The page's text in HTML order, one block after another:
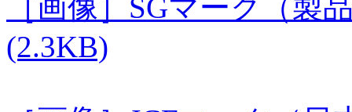
［画像］SGマーク（製
(2.3KB)